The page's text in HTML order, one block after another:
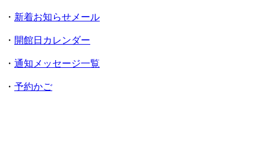
・ 新着お知らせメール
・ 開館日カレンダー
・ 通知メッセージ一覧
・ 予約かご